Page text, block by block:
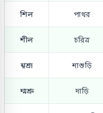
শিল পাথর
শীল চরিত্র
শ্বশ্রূ শাশুড়ি
শ্মশ্রু দাড়ি